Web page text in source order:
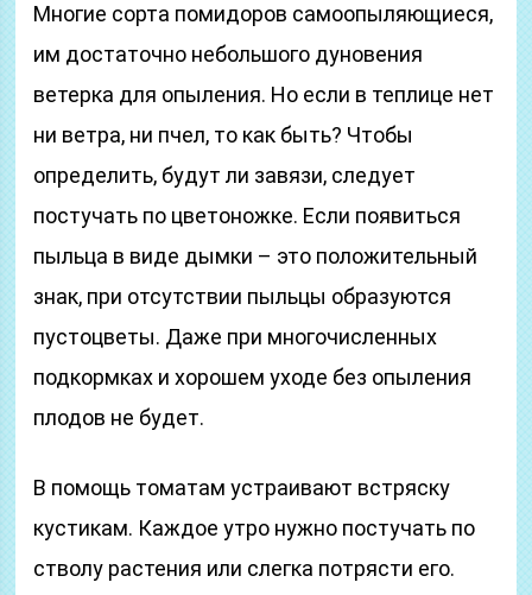
Многие сорта помидоров самоопыляющиеся,
им достаточно небольшого дуновения
ветерка для опыления. Но если в теплице нет
ни ветра, ни пчел, то как быть? Чтобы
определить, будут ли завязи, следует
постучать по цветоножке. Если появиться
пыльца в виде дымки – это положительный
знак, при отсутствии пыльцы образуются
пустоцветы. Даже при многочисленных
подкормках и хорошем уходе без опыления
плодов не будет.
В помощь томатам устраивают встряску
кустикам. Каждое утро нужно постучать по
стволу растения или слегка потрясти его.